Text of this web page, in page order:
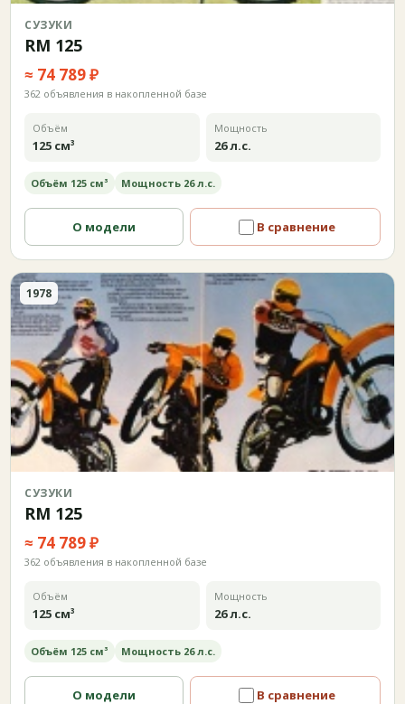
СУЗУКИ
RM 125
≈ 74 789 ₽
362 объявления в накопленной базе
Объём
125 см³
Мощность
26 л.с.
Объём 125 см³ Мощность 26 л.с.
О модели В сравнение
1978
СУЗУКИ
RM 125
≈ 74 789 ₽
362 объявления в накопленной базе
Объём
125 см³
Мощность
26 л.с.
Объём 125 см³ Мощность 26 л.с.
О модели В сравнение